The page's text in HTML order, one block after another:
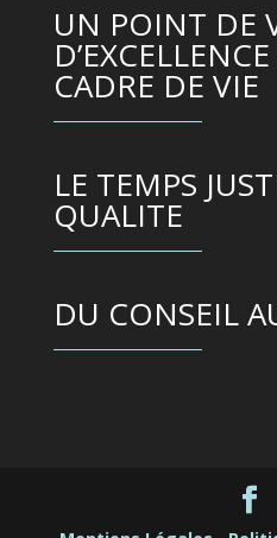
UN POINT DE
CADRE DE VIE
LE TEMPS
QUALITE
DU CONSEIL